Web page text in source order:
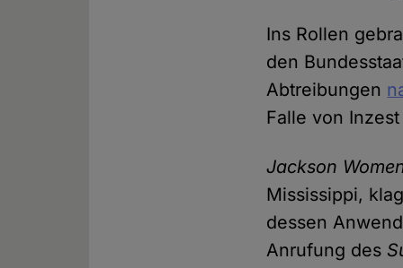
Ins Rollen
den
Abtreibungen
Falle von
Jackson
Mississippi,
dessen
Anrufung des